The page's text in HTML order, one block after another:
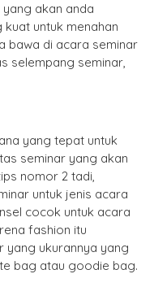
akan anda
untuk menahan
bawa di acara seminar
selempang seminar,
yang tepat untuk
seminar yang akan
nomor 2 tadi,
untuk jenis acara
cocok untuk acara
fashion itu
yang ukurannya yang
bag atau goodie bag.